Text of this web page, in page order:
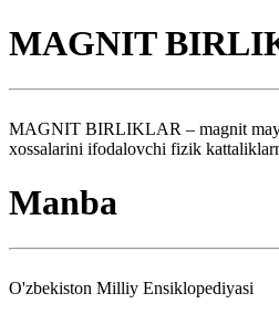
MAGNIT
MAGNIT BIRLIKLAR – magnit
xossalarini ifodalovchi fizik
Manba
O'zbekiston Milliy Ensiklopediyasi